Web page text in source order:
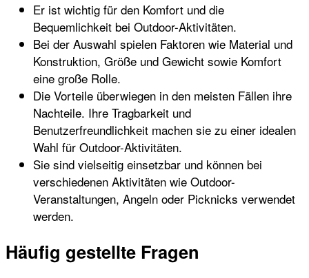
Er ist wichtig für den Komfort und die
Bequemlichkeit bei Outdoor-Aktivitäten.
Bei der Auswahl spielen Faktoren wie Material und
Konstruktion, Größe und Gewicht sowie Komfort
eine große Rolle.
Die Vorteile überwiegen in den meisten Fällen ihre
Nachteile. Ihre Tragbarkeit und
Benutzerfreundlichkeit machen sie zu einer idealen
Wahl für Outdoor-Aktivitäten.
Sie sind vielseitig einsetzbar und können bei
verschiedenen Aktivitäten wie Outdoor-
Veranstaltungen, Angeln oder Picknicks verwendet
werden.
Häufig gestellte Fragen